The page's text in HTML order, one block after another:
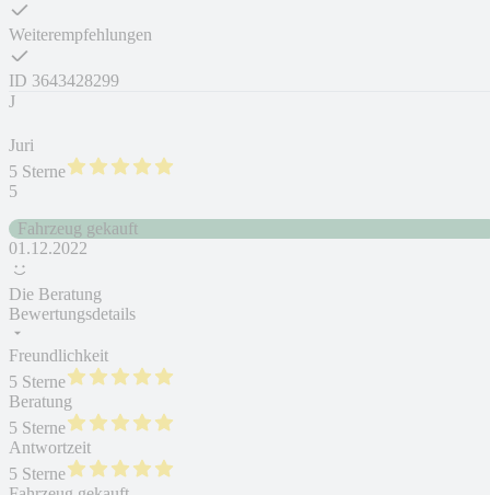
Weiterempfehlungen
ID 3643428299
J
Juri
5 Sterne
5
Fahrzeug gekauft
01.12.2022
Die Beratung
Bewertungsdetails
Freundlichkeit
5 Sterne
Beratung
5 Sterne
Antwortzeit
5 Sterne